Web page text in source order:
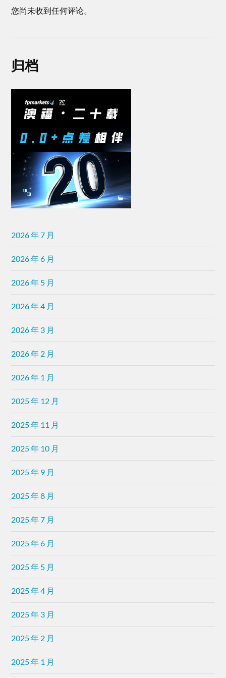
您尚未收到任何评论。
归档
2026 年 7 月
2026 年 6 月
2026 年 5 月
2026 年 4 月
2026 年 3 月
2026 年 2 月
2026 年 1 月
2025 年 12 月
2025 年 11 月
2025 年 10 月
2025 年 9 月
2025 年 8 月
2025 年 7 月
2025 年 6 月
2025 年 5 月
2025 年 4 月
2025 年 3 月
2025 年 2 月
2025 年 1 月